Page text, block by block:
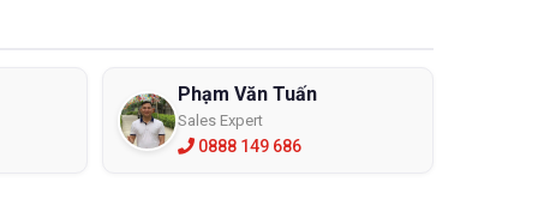
Phạm Văn Tuấn
Sales Expert
0888 149 686